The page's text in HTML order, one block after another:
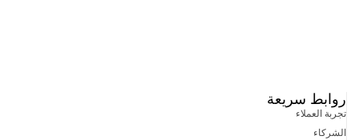
روابط سريعة
تجربة العملاء
الشركاء